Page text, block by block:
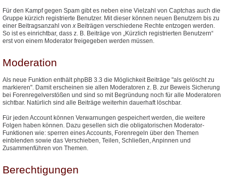
Für den Kampf gegen Spam gibt es neben eine Vielzahl von Captchas auch die
Gruppe kürzich registrierte Benutzer. Mit dieser können neuen Benutzern bis zu
einer Beitragsanzahl vonx Beiträgen verschiedene Rechte entzogen werden.
So ist es einrichtbar, dass z. B. Beiträge von „Kürzlich registrierten Benutzern“
erst von einem Moderator freigegeben werden müssen.
Moderation
Als neue Funktion enthält phpBB 3.3 die Möglichkeit Beiträge "als gelöscht zu
markieren". Damit erscheinen sie allen Moderatoren z. B. zur Beweis Sicherung
bei Forenregelverstößen und sind so mit Begründung noch für alle Moderatoren
sichtbar. Natürlich sind alle Beiträge weiterhin dauerhaft löschbar.
Für jeden Account können Verwarnungen gespeichert werden, die weitere
Folgen haben können. Dazu gesellen sich die obligatorischen Moderator-
Funktionen wie: sperren eines Accounts, Forenregeln über den Themen
einblenden sowie das Verschieben, Teilen, Schließen, Anpinnen und
Zusammenführen von Themen.
Berechtigungen